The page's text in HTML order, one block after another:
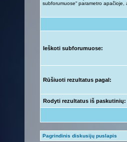
subforumuose“ parametro
Ieškoti subforumuose:
Rūšiuoti rezultatus pagal:
Rodyti rezultatus iš paskutinių:
Pagrindinis diskusijų puslapis